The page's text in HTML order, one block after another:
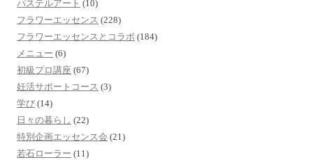
パステルアート (10)
フラワーエッセンス (228)
フラワーエッセンスとコラボ (184)
メニュー (6)
初級プロ講座 (67)
妊活サポートコース (3)
学び (14)
日々の暮らし (22)
特別企画エッセンス会 (21)
若石ローラー (11)